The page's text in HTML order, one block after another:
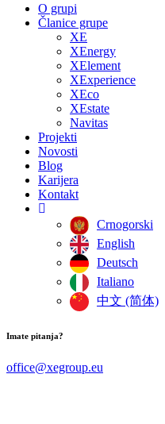
O grupi
Članice grupe
XE
XEnergy
XElement
XExperience
XEco
XEstate
Navitas
Projekti
Novosti
Blog
Karijera
Kontakt
Crnogorski
English
Deutsch
Italiano
中文 (简体)
Imate pitanja?
office@xegroup.eu